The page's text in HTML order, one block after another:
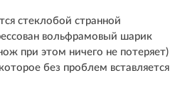
стеклобой странной
вольфрамовый шарик
при этом ничего не потеряет)
без проблем вставляется